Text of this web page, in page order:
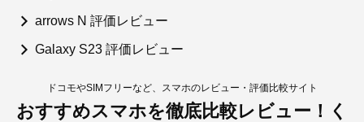
arrows N 評価レビュー
Galaxy S23 評価レビュー
ドコモやSIMフリーなど、スマホのレビュー・評価比較サイト
おすすめスマホを徹底比較レビュー！く